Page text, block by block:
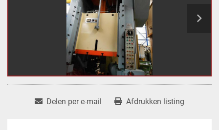
Delen per e-mail Afdrukken listing